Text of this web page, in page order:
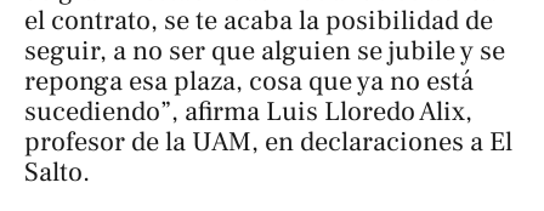
el contrato, se te acaba la posibilidad de
seguir, a no ser que alguien se jubile y se
reponga esa plaza, cosa que ya no está
sucediendo”, afirma Luis Lloredo Alix,
profesor de la UAM, en declaraciones a El
Salto.